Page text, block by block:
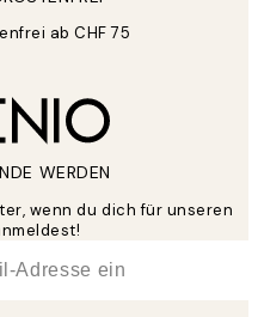
ab CHF 75
WERDEN
wenn du dich für unseren